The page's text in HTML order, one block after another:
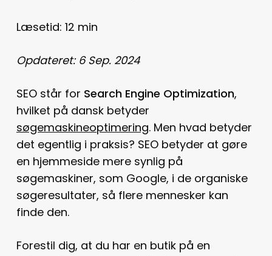
Læsetid: 12 min
Opdateret: 6 Sep. 2024
SEO står for Search Engine Optimization,
hvilket på dansk betyder
søgemaskineoptimering. Men hvad betyder
det egentlig i praksis? SEO betyder at gøre
en hjemmeside mere synlig på
søgemaskiner, som Google, i de organiske
søgeresultater, så flere mennesker kan
finde den.
Forestil dig, at du har en butik på en